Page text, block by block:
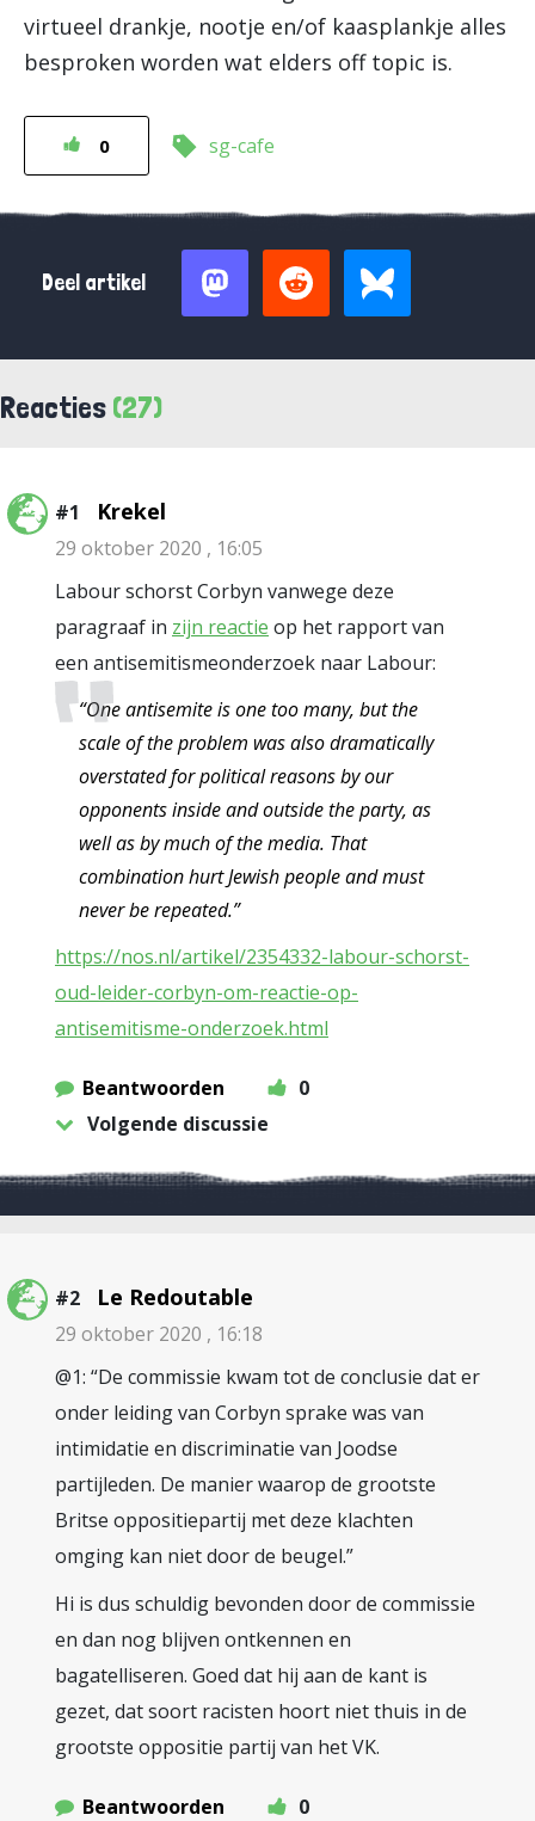
virtueel drankje, nootje en/of kaasplankje alles
besproken worden wat elders off topic is.
0 sg-cafe
Deel artikel
Reacties (27)
#1 Krekel
29 oktober 2020 , 16:05
Labour schorst Corbyn vanwege deze
paragraaf in zijn reactie op het rapport van
een antisemitismeonderzoek naar Labour:
“One antisemite is one too many, but the
scale of the problem was also dramatically
overstated for political reasons by our
opponents inside and outside the party, as
well as by much of the media. That
combination hurt Jewish people and must
never be repeated.”
https://nos.nl/artikel/2354332-labour-schorst-
oud-leider-corbyn-om-reactie-op-
antisemitisme-onderzoek.html
Beantwoorden
0
Volgende discussie
#2 Le Redoutable
29 oktober 2020 , 16:18
@1: “De commissie kwam tot de conclusie dat er
onder leiding van Corbyn sprake was van
intimidatie en discriminatie van Joodse
partijleden. De manier waarop de grootste
Britse oppositiepartij met deze klachten
omging kan niet door de beugel.”
Hi is dus schuldig bevonden door de commissie
en dan nog blijven ontkennen en
bagatelliseren. Goed dat hij aan de kant is
gezet, dat soort racisten hoort niet thuis in de
grootste oppositie partij van het VK.
Beantwoorden
0